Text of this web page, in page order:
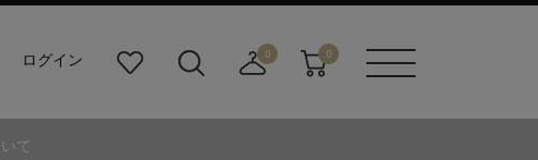
ログイン
0 0
て